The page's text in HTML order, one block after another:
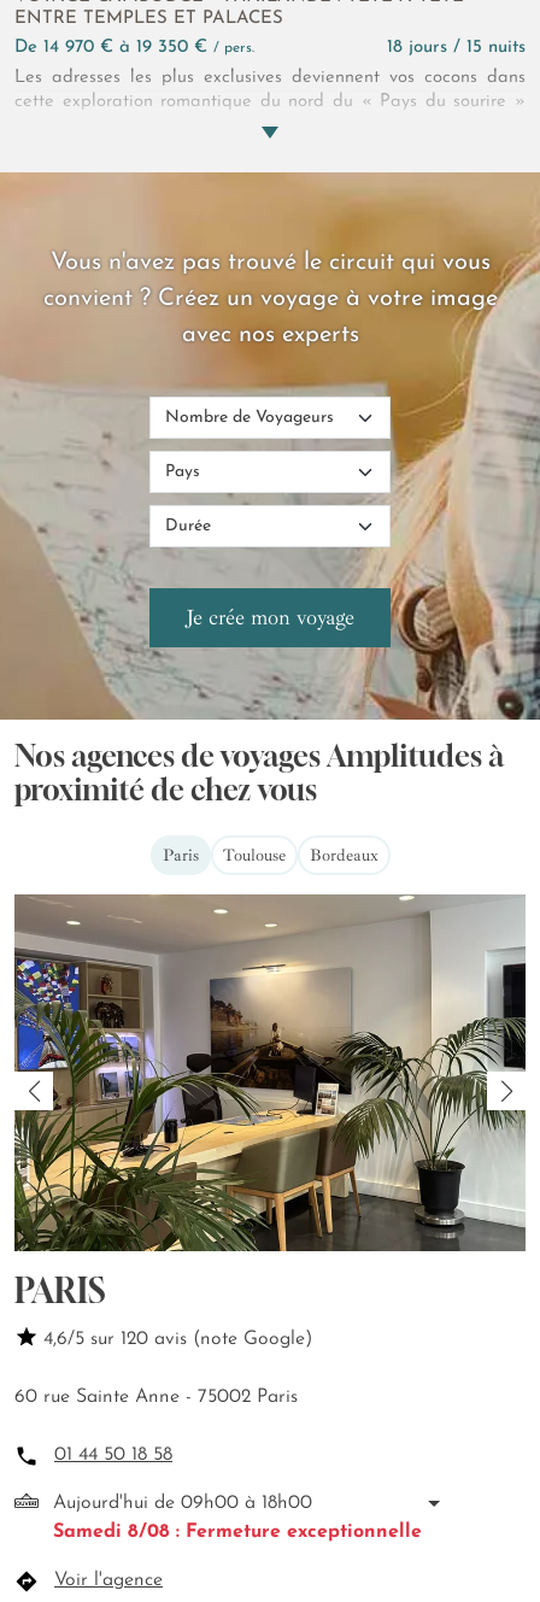
ENTRE TEMPLES ET PALACES
de 14 970 € à 19 350 € / pers.
18 jours / 15 nuits
Les adresses les plus exclusives deviennent vos cocons dans
cette exploration romantique du nord du « Pays du sourire »
couplée aux campagnes et rivages cambodgiens. Jour après
profil sacré depuis une montgolfière ou une luxueuse voiture
vintage… Un regard neuf sur l’éternel, à chaque instant, le pari
spirituel !
Vous n'avez pas trouvé le circuit qui vous
convient ? Créez un voyage à votre image
avec nos experts
Nos agences de voyages Amplitudes à
proximité de chez vous
Paris Toulouse Bordeaux
PARIS
4,6/5 sur 120 avis (note Google)
60 rue Sainte Anne - 75002 Paris
01 44 50 18 58
Aujourd'hui de 09h00 à 18h00
Samedi 8/08 : Fermeture exceptionnelle
Voir l'agence